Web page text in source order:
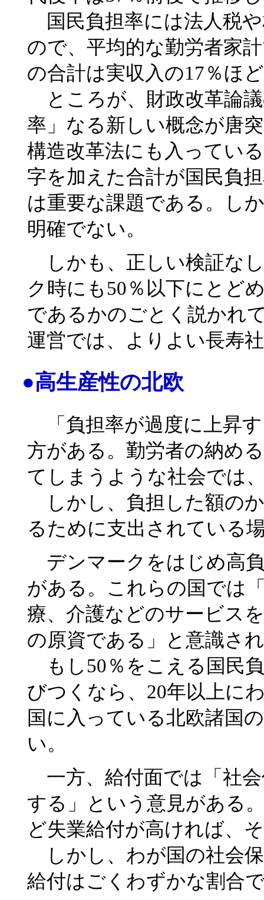
国民負担率には法人税
ので、平均的な勤労者家
の合計は実収入の17％ほ
ところが、財政改革論
率」なる新しい概念が唐
構造改革法にも入ってい
字を加えた合計が国民負
は重要な課題である。し
明確でない。
しかも、正しい検証な
ク時にも50％以下にとど
であるかのごとく説かれ
運営では、よりよい長寿
●高生産性の北欧
「負担率が過度に上昇
方がある。勤労者の納め
てしまうような社会では
しかし、負担した額の
るために支出されている
デンマークをはじめ高
がある。これらの国では
療、介護などのサービス
の原資である」と意識さ
もし50％をこえる国民
びつくなら、20年以上に
国に入っている北欧諸国
い。
一方、給付面では「社
する」という意見がある
ど失業給付が高ければ、
しかし、わが国の社会
給付はごくわずかな割合